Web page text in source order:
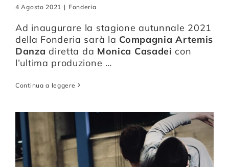
4 Agosto 2021 | Fonderia
Ad inaugurare la stagione autunnale 2021
della Fonderia sarà la Compagnia Artemis
Danza diretta da Monica Casadei con
l’ultima produzione …
Continua a leggere